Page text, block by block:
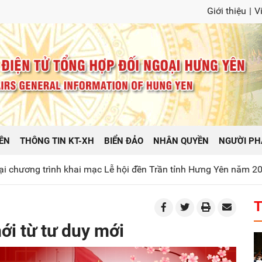
Giới thiệu |
THÔNG TIN KT-XH BIỂN ĐẢO NHÂN QUYỀN NGƯỜI
hội đền Trần tỉnh Hưng Yên năm 2026 Phát huy truyền
từ tư duy mới